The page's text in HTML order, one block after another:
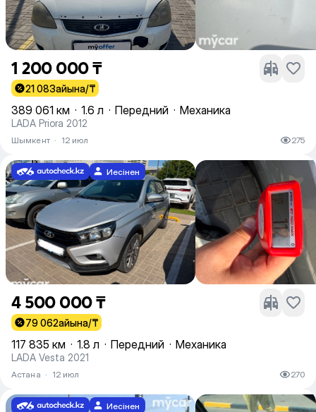
1 200 000 ₸
21 083айына/₸
389 061 км · 1.6 л · Передний · Механика
LADA Priora 2012
Шымкент · 12 июл 275
Иесінен
4 500 000 ₸
79 062айына/₸
117 835 км · 1.8 л · Передний · Механика
LADA Vesta 2021
Астана · 12 июл 270
Иесінен